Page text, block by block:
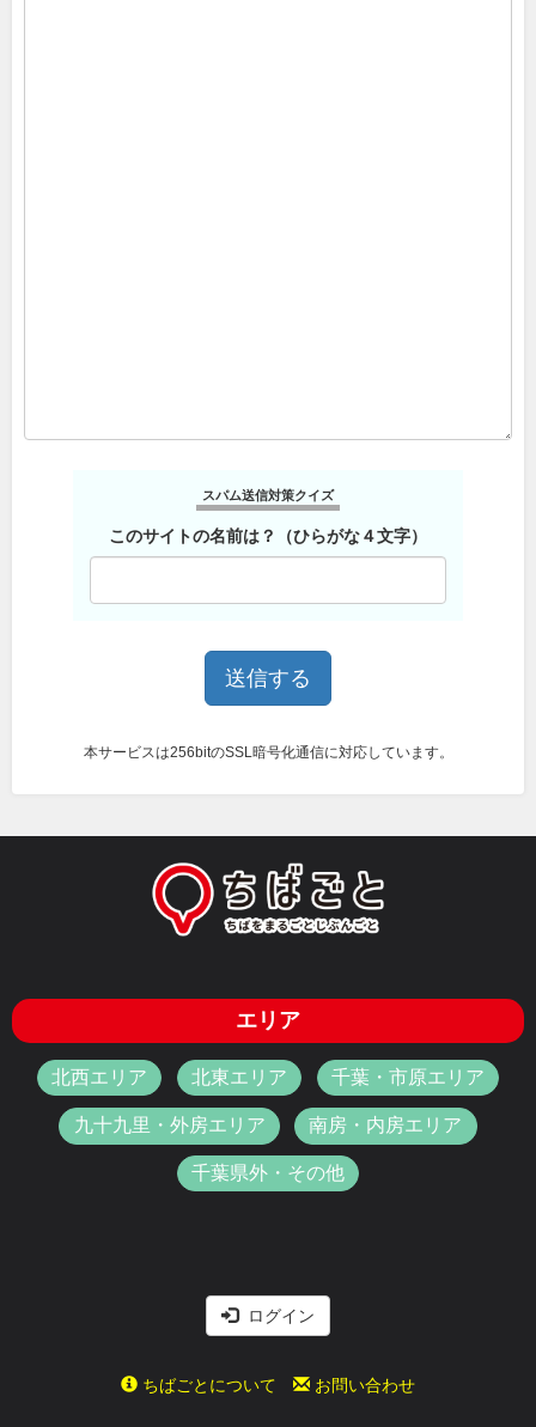
スパム送信対策クイズ
このサイトの名前は？（ひらがな４文字）
本サービスは256bitのSSL暗号化通信に対応しています。
エリア
北西エリア 北東エリア 千葉・市原エリア
九十九里・外房エリア 南房・内房エリア
千葉県外・その他
ログイン
ちばごとについて お問い合わせ